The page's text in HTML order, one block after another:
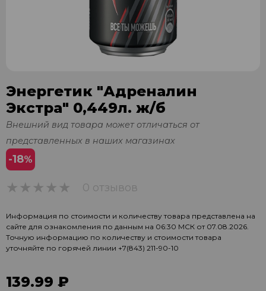
Энергетик "Адреналин
Экстра" 0,449л. ж/б
Внешний вид товара может отличаться от
представленных в наших магазинах
-18%
0 отзывов
Информация по стоимости и количеству товара представлена на
сайте для ознакомления по данным на 06:30 МСК от 07.08.2026.
Точную информацию по количеству и стоимости товара
уточняйте по горячей линии +7(843) 211-90-10
139.99 ₽